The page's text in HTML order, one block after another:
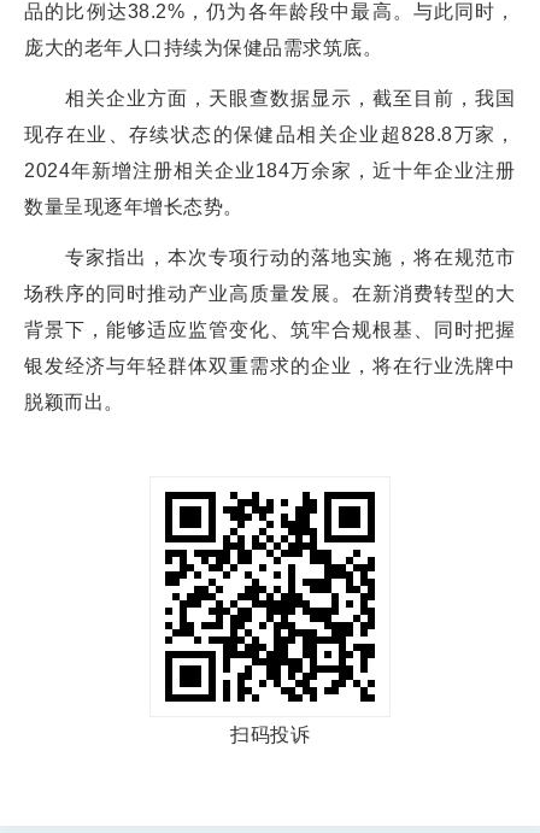
品的比例达38.2%，仍为各年龄段中最高。与此同时，
庞大的老年人口持续为保健品需求筑底。
相关企业方面，天眼查数据显示，截至目前，我国
现存在业、存续状态的保健品相关企业超828.8万家，
2024年新增注册相关企业184万余家，近十年企业注册
数量呈现逐年增长态势。
专家指出，本次专项行动的落地实施，将在规范市
场秩序的同时推动产业高质量发展。在新消费转型的大
背景下，能够适应监管变化、筑牢合规根基、同时把握
银发经济与年轻群体双重需求的企业，将在行业洗牌中
脱颖而出。
扫码投诉